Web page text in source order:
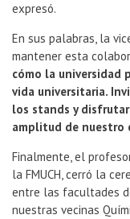
expresó.
En sus palabras, la
mantener esta
cómo la universidad
vida universitaria.
los stands y
amplitud de nuestro
Finalmente, el
la FMUCH, cerró la
entre las facultades
nuestras vecinas